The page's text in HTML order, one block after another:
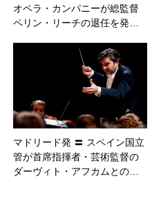
オペラ・カンパニーが総監督
ペリン・リーチの退任を発…
マドリード発 〓 スペイン国立
管が首席指揮者・芸術監督の
ダーヴィト・アフカムとの…